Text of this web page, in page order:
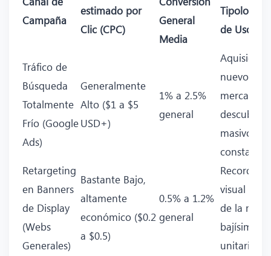
Campaña
estimado por
Clic (CPC)
General
Media
Tipología
de Uso
Tráfico de
Búsqueda
Totalmente
Frío (Google
Ads)
Generalmente
Alto ($1 a $5
USD+)
1% a 2.5%
general
Aquision
nuevos
mercados
masivo
constante
Retargeting
en Banners
de Display
(Webs
Generales)
Bastante Bajo,
altamente
económico ($0.2
a $0.5)
0.5% a 1.2%
general
visual
de la
bajísimo
unitario